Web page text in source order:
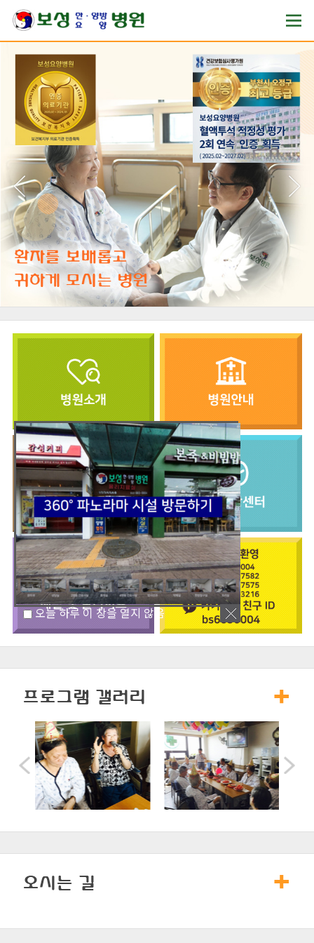
오늘 하루 이 창을 열지 않음